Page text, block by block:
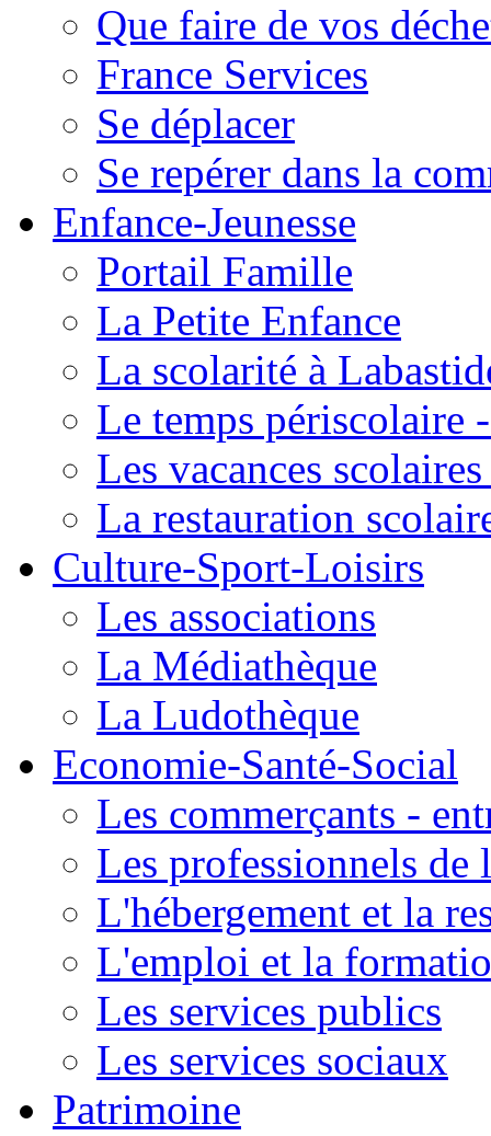
Que faire de vos
France Services
Se déplacer
Se repérer dans la
Enfance-Jeunesse
Portail Famille
La Petite Enfance
La scolarité à
Le temps périscolaire
Les vacances
La restauration
Culture-Sport-Loisirs
Les associations
La Médiathèque
La Ludothèque
Economie-Santé-Social
Les commerçants -
Les professionnels de
L'hébergement et la
L'emploi et la
Les services publics
Les services sociaux
Patrimoine